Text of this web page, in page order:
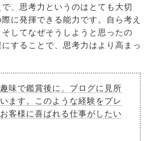
、思考力というのはとても大切
に発揮できる能力です。自ら考え
してなぜそうしようと思ったの
することで、思考力はより高まっ
味で鑑賞後に、ブログに見所
ます。このような経験をプレ
客様に喜ばれる仕事がしたい